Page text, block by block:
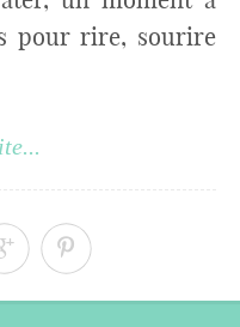
pour rire, sourire